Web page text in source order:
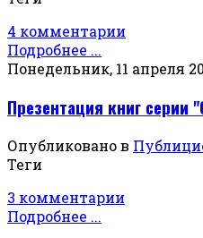
4 комментарии
Подробнее ...
Понедельник, 11 апреля
Презентация книг серии
Опубликовано в
Теги
3 комментарии
Подробнее ...